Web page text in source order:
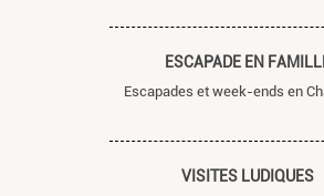
ESCAPADE EN
Escapades et week-ends en
VISITES LUDIQUES